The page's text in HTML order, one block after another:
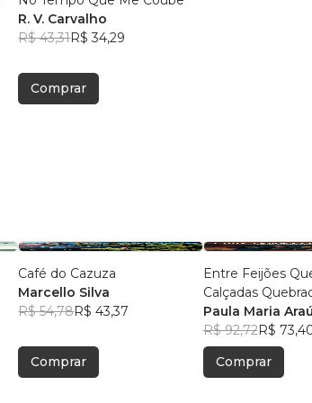
R. V. Carvalho
R$ 43,31R$ 34,29
Comprar
Café do Cazuza
Marcello Silva
R$ 54,78R$ 43,37
Comprar
Entre Feijões
Calçadas
Autobiográficos e
Críticas sobre
e Políticas
Paula Maria
R$ 92,72R$
Comprar